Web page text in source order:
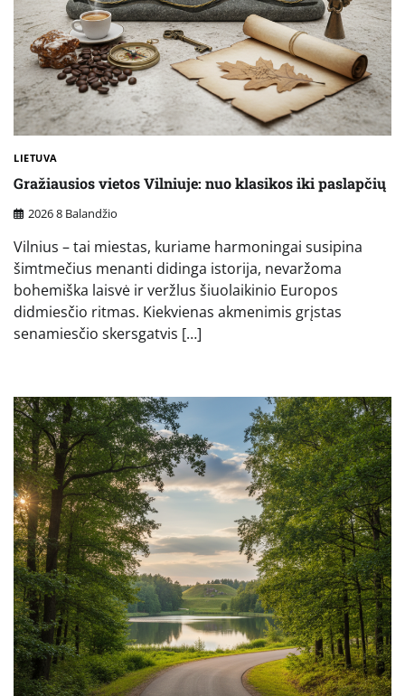
LIETUVA
Gražiausios vietos Vilniuje: nuo klasikos iki paslapčių
2026 8 Balandžio
Vilnius – tai miestas, kuriame harmoningai susipina
šimtmečius menanti didinga istorija, nevaržoma
bohemiška laisvė ir veržlus šiuolaikinio Europos
didmiesčio ritmas. Kiekvienas akmenimis grįstas
senamiesčio skersgatvis […]